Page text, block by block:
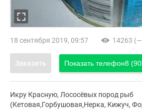
18 сентября 2019, 09:57 14263
Заказать Показать телефон8
Икру Красную, Лососёвых пород рыб
(Кетовая,Горбушовая,Нерка, Кижуч,